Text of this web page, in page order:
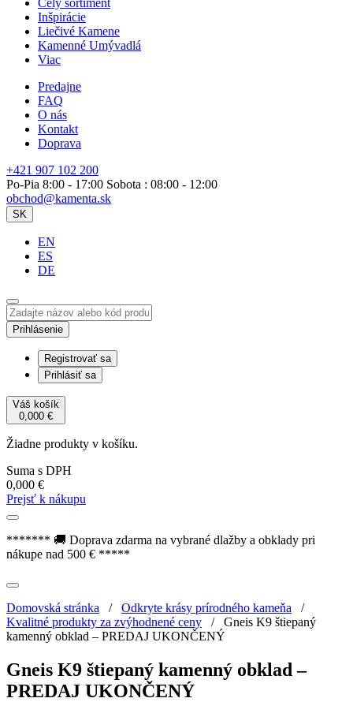
Celý sortiment
Inšpirácie
Liečivé Kamene
Kamenné Umývadlá
Viac
Predajne
FAQ
O nás
Kontakt
Doprava
+421 907 102 200
Po-Pia 8:00 - 17:00 Sobota : 08:00 - 12:00
obchod@kamenta.sk
SK
EN
ES
DE
Prihlásenie
Registrovať sa
Prihlásiť sa
Váš košík
0,000 €
Žiadne produkty v košíku.
Suma s DPH
0,000 €
Prejsť k nákupu
******* 🚚 Doprava zdarma na vybrané dlažby a obklady pri
nákupe nad 500 € *****
Domovská stránka / Odkryte krásy prírodného kameňa /
Kvalitné produkty za zvýhodnené ceny / Gneis K9 štiepaný
kamenný obklad – PREDAJ UKONČENÝ
Gneis K9 štiepaný kamenný obklad –
PREDAJ UKONČENÝ